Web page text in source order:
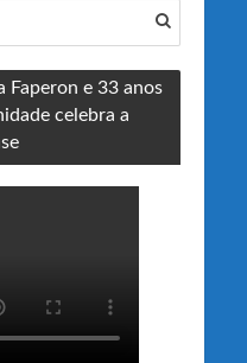
Faperon e 33 anos
celebra a